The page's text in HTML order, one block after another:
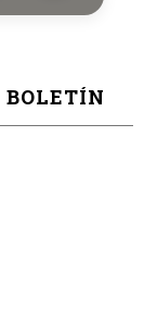
BOLETÍN